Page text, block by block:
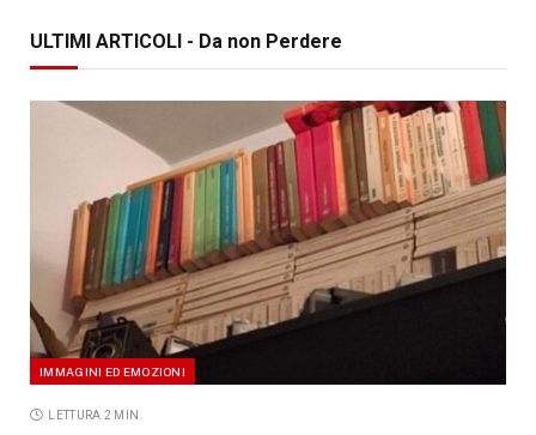
ULTIMI ARTICOLI - Da non Perdere
IMMAGINI ED EMOZIONI
LETTURA 2 MIN.